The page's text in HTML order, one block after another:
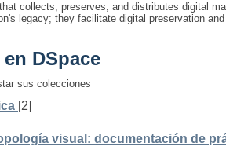
collects, preserves, and distributes digital
legacy; they facilitate digital preservation
DSpace
sus colecciones
[2]
visual: documentación de